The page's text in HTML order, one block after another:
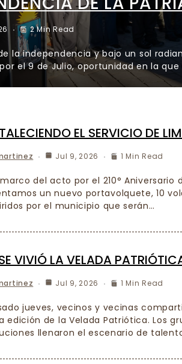
2 Min Read
la independencia y bajo un sol
el 9 de Julio, oportunidad en la que
EL SERVICIO DE
Jul 9, 2026 1 Min Read
del acto por el 210°
un nuevo portavolquete, 10
por el municipio que serán…
VIVIÓ LA VELADA
Jul 9, 2026 1 Min Read
jueves, vecinos y vecinas
edición de la Velada Patriótica. Los
llenaron el escenario de